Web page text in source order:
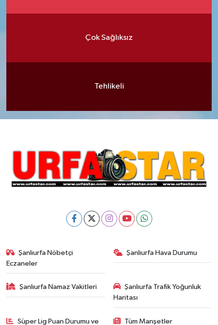
Çok Sağlıksız
Tehlikeli
Şanlıurfa Nöbetçi
Eczaneler
Şanlıurfa Hava Durumu
Şanlıurfa Namaz Vakitleri
Şanlıurfa Trafik Yoğunluk
Haritası
Süper Lig Puan Durumu ve Tüm Manşetler